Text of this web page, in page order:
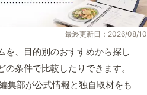
最終更新日：2026/08/10
を、目的別のおすすめから探し
条件で比較したりできます。
集部が公式情報と独自取材をも